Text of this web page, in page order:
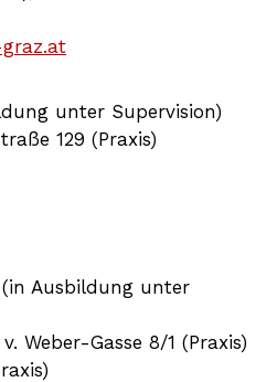
unter Supervision)
129 (Praxis)
(in Ausbildung unter
Weber-Gasse 8/1 (Praxis)